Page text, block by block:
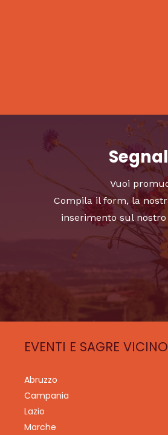
Vuoi
Compila il form, la
inserimento sul
EVENTI E SAGRE
Abruzzo
Campania
Lazio
Marche